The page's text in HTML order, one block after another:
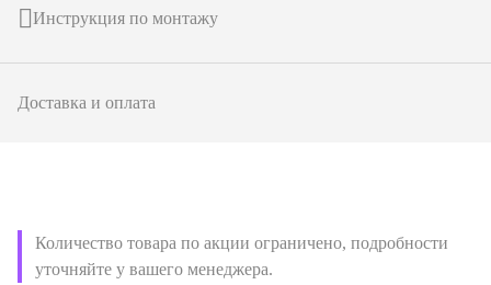
Инструкция по монтажу
Доставка и оплата
Количество товара по акции ограничено, подробности
уточняйте у вашего менеджера.